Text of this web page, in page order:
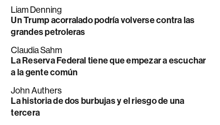
Liam Denning
Un Trump acorralado podría volverse contra las
grandes petroleras
Claudia Sahm
La Reserva Federal tiene que empezar a escuchar
a la gente común
John Authers
La historia de dos burbujas y el riesgo de una
tercera